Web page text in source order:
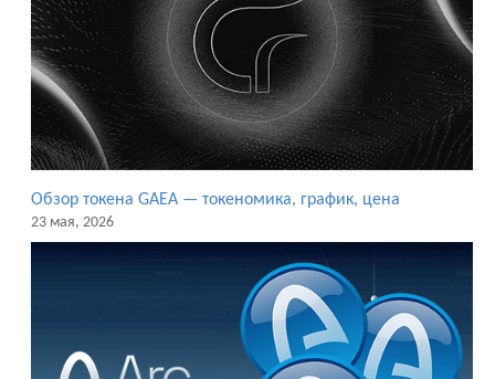
Обзор токена GAEA — токеномика, график, цена
23 мая, 2026